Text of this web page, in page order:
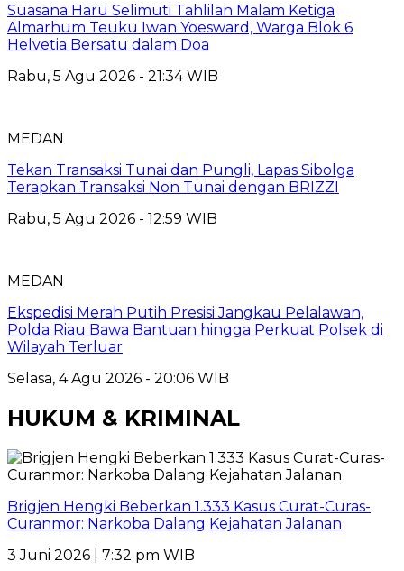
Suasana Haru Selimuti Tahlilan Malam Ketiga
Almarhum Teuku Iwan Yoesward, Warga Blok 6
Helvetia Bersatu dalam Doa
Rabu, 5 Agu 2026 - 21:34 WIB
MEDAN
Tekan Transaksi Tunai dan Pungli, Lapas Sibolga
Terapkan Transaksi Non Tunai dengan BRIZZI
Rabu, 5 Agu 2026 - 12:59 WIB
MEDAN
Ekspedisi Merah Putih Presisi Jangkau Pelalawan,
Polda Riau Bawa Bantuan hingga Perkuat Polsek di
Wilayah Terluar
Selasa, 4 Agu 2026 - 20:06 WIB
HUKUM & KRIMINAL
Brigjen Hengki Beberkan 1.333 Kasus Curat-Curas-
Curanmor: Narkoba Dalang Kejahatan Jalanan
3 Juni 2026 | 7:32 pm WIB